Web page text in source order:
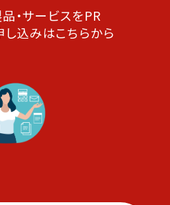
・サービスをPR
込みはこちらから